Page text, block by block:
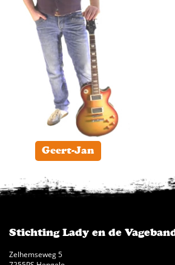
Geert-Jan
Stichting Lady en de
Zelhemseweg 5